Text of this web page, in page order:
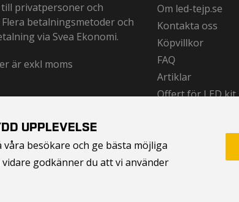
privatpersoner och
betalningsmetoder och
via Svea Ekonomi.
är exkl moms
Om led-tejp.se
Kontakta oss
Köpvillkor
FAQ
Artiklar
Offert för LED kit
UPPLEVELSE
besökare och ge bästa möjliga
godkänner du att vi använder